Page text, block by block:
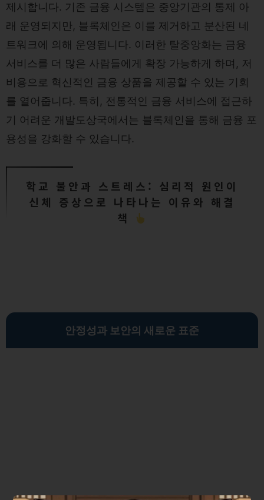
제시합니다. 기존 금융 시스템은 중앙기관의 통제 아
래 운영되지만, 블록체인은 이를 제거하고 분산된 네
트워크에 의해 운영됩니다. 이러한 탈중앙화는 금융
서비스를 더 많은 사람들에게 확장 가능하게 하며, 저
비용으로 혁신적인 금융 상품을 제공할 수 있는 기회
를 열어줍니다. 특히, 전통적인 금융 서비스에 접근하
기 어려운 개발도상국에서는 블록체인을 통해 금융 포
용성을 강화할 수 있습니다.
학교 불안과 스트레스: 심리적 원인이
신체 증상으로 나타나는 이유와 해결
책
안정성과 보안의 새로운 표준